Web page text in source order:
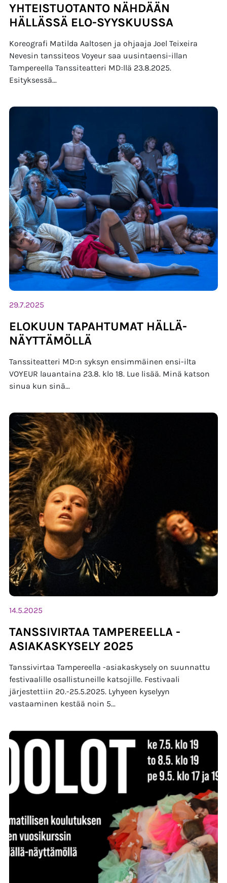
YHTEISTUOTANTO NÄHDÄÄN
HÄLLÄSSÄ ELO-SYYSKUUSSA
Koreografi Matilda Aaltosen ja ohjaaja Joel Teixeira
Nevesin tanssiteos Voyeur saa uusintaensi-illan
Tampereella Tanssiteatteri MD:llä 23.8.2025.
Esityksessä...
29.7.2025
ELOKUUN TAPAHTUMAT HÄLLÄ-
NÄYTTÄMÖLLÄ
Tanssiteatteri MD:n syksyn ensimmäinen ensi-ilta
VOYEUR lauantaina 23.8. klo 18. Lue lisää. Minä katson
sinua kun sinä...
14.5.2025
TANSSIVIRTAA TAMPEREELLA -
ASIAKASKYSELY 2025
Tanssivirtaa Tampereella -asiakaskysely on suunnattu
festivaalille osallistuneille katsojille. Festivaali
järjestettiin 20.-25.5.2025. Lyhyeen kyselyyn
vastaaminen kestää noin 5...